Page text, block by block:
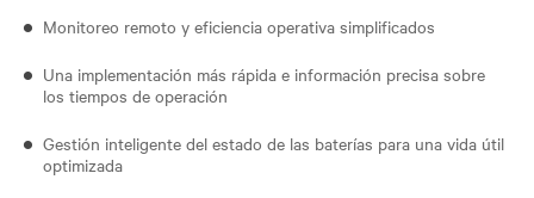
Monitoreo remoto y eficiencia operativa simplificados
Una implementación más rápida e información precisa sobre
los tiempos de operación
Gestión inteligente del estado de las baterías para una vida útil
optimizada